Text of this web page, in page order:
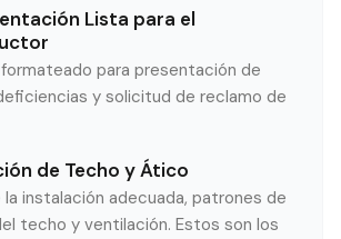
Lista para el
para presentación de
y solicitud de reclamo de
de Techo y Ático
la instalación adecuada, patrones de
techo y ventilación. Estos son los